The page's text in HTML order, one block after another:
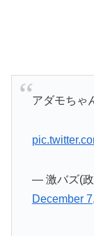
アダモちゃ
— 激バズ(政
December